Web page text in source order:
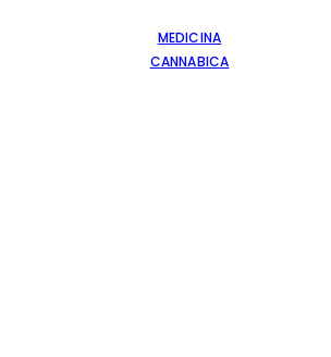
MEDICINA
CANNABICA